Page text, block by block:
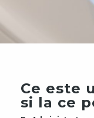
Ce este
si la ce